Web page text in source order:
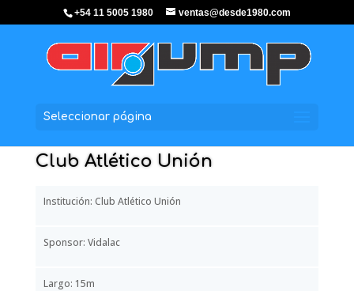
+54 11 5005 1980 ventas@desde1980.com
Seleccionar página
Club Atlético Unión
Institución: Club Atlético Unión
Sponsor: Vidalac
Largo: 15m